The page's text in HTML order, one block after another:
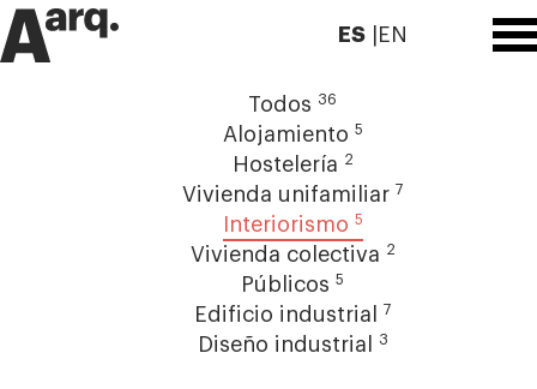
ES EN
Todos 36
Alojamiento 5
Hostelería 2
Vivienda unifamiliar 7
Interiorismo 5
Vivienda colectiva 2
Públicos 5
Edificio industrial 7
Diseño industrial 3